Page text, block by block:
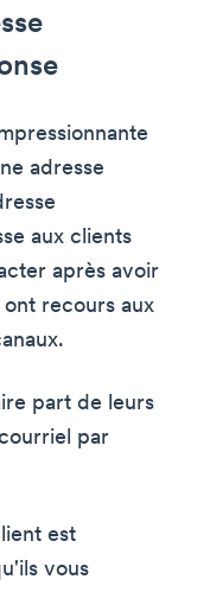
adresse
aux clients
après avoir
recours aux
part de leurs
par
est
vous